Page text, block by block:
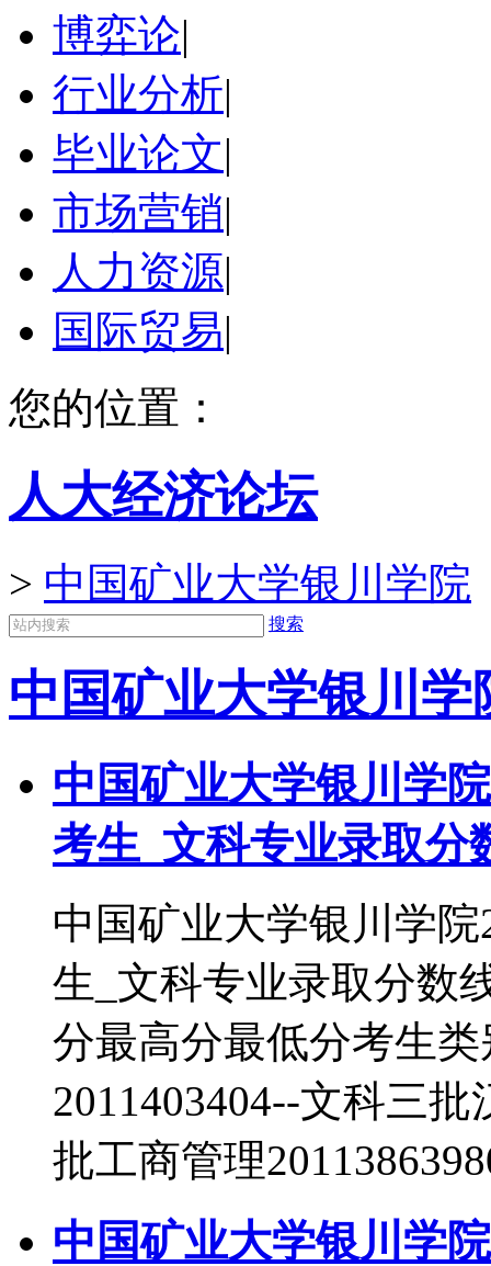
博弈论|
行业分析|
毕业论文|
市场营销|
人力资源|
国际贸易|
您的位置：
人大经济论坛
> 中国矿业大学银川学院
搜索
中国矿业大学银川学
中国矿业大学银川学
考生_文科专业录取分
中国矿业大学银川学
生_文科专业录取分数
分最高分最低分考生
2011403404--文科三
批工商管理
中国矿业大学银川学